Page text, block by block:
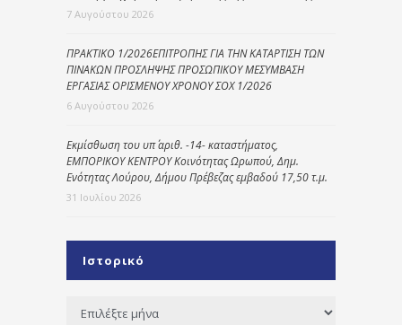
7 Αυγούστου 2026
ΠΡΑΚΤΙΚΟ 1/2026ΕΠΙΤΡΟΠΗΣ ΓΙΑ ΤΗΝ ΚΑΤΑΡΤΙΣΗ ΤΩΝ
ΠΙΝΑΚΩΝ ΠΡΟΣΛΗΨΗΣ ΠΡΟΣΩΠΙΚΟΥ ΜΕΣΥΜΒΑΣΗ
ΕΡΓΑΣΙΑΣ ΟΡΙΣΜΕΝΟΥ ΧΡΟΝΟΥ ΣΟΧ 1/2026
6 Αυγούστου 2026
Εκμίσθωση του υπ΄ αριθ. -14- καταστήματος,
ΕΜΠΟΡΙΚΟΥ ΚΕΝΤΡΟΥ Κοινότητας Ωρωπού, Δημ.
Ενότητας Λούρου, Δήμου Πρέβεζας εμβαδού 17,50 τ.μ.
31 Ιουλίου 2026
Ιστορικό
Ιστορικό